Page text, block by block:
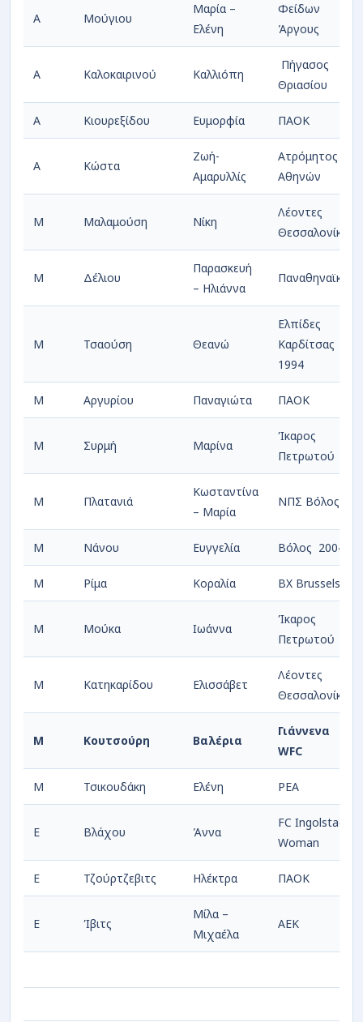
Α Μούγιου
Μαρία –
Ελένη
Φείδων
Άργους
Α Καλοκαιρινού Καλλιόπη
Πήγασος
Θριασίου
Α Κιουρεξίδου Ευμορφία ΠΑΟΚ
Α Κώστα
Ζωή-
Αμαρυλλίς
Ατρόμητος
Αθηνών
Μ Μαλαμούση Νίκη
Λέοντες
Θεσσαλονίκης
Μ Δέλιου
Παρασκευή
– Ηλιάννα
Παναθηναϊκός
Μ Τσαούση Θεανώ
Ελπίδες
Καρδίτσας
1994
Μ Αργυρίου Παναγιώτα ΠΑΟΚ
Μ Συρμή Μαρίνα
Ίκαρος
Πετρωτού
Μ Πλατανιά
Κωσταντίνα
– Μαρία
ΝΠΣ Βόλος
Μ Νάνου Ευγγελία Βόλος 2004
Μ Ρίμα Κοραλία BX Brussels
Μ Μούκα Ιωάννα
Ίκαρος
Πετρωτού
Μ Κατηκαρίδου Ελισσάβετ
Λέοντες
Θεσσαλονίκης
Μ Κουτσούρη Βαλέρια
Γιάννενα
WFC
Μ Τσικουδάκη Ελένη ΡΕΑ
Ε Βλάχου Άννα
FC Ingolstadt
Woman
Ε Τζούρτζεβιτς Ηλέκτρα ΠΑΟΚ
Ε Ίβιτς
Μίλα –
Μιχαέλα
ΑΕΚ